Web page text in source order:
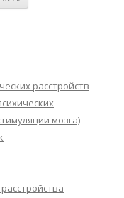
расстройств
мозга)